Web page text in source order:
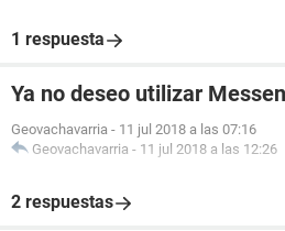
1 respuesta
Ya no deseo utilizar
Geovachavarria - 11 jul 2018 a las 07:16
Geovachavarria - 11 jul 2018 a las 12:26
2 respuestas